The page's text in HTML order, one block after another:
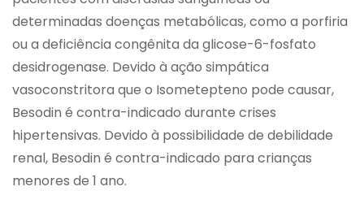
determinadas doenças metabólicas, como a porfiria
ou a deficiência congênita da glicose-6-fosfato
desidrogenase. Devido à ação simpática
vasoconstritora que o Isometepteno pode causar,
Besodin é contra-indicado durante crises
hipertensivas. Devido à possibilidade de debilidade
renal, Besodin é contra-indicado para crianças
menores de 1 ano.